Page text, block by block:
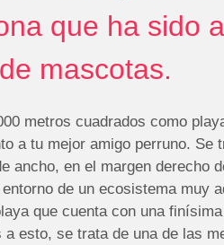
que ha sido
mascotas.
metros cuadrados como
a tu mejor amigo perruno. Se
ancho, en el margen derecho
de un ecosistema muy
que cuenta con una
esto, se trata de una de las